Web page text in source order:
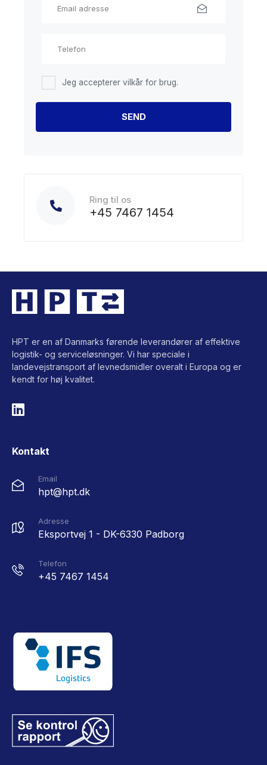
Jeg accepterer vilkår for brug.
Ring til os
+45 7467 1454
HPT er en af Danmarks førende leverandører af effektive
logistik- og serviceløsninger. Vi har speciale i
landevejstransport af levnedsmidler overalt i Europa og er
kendt for høj kvalitet.
Kontakt
Email
hpt@hpt.dk
Adresse
Eksportvej 1 - DK-6330 Padborg
Telefon
+45 7467 1454